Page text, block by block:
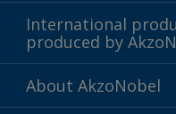
Sustainability
History
International
produced by
Innovation
Definitions &
About AkzoNobel